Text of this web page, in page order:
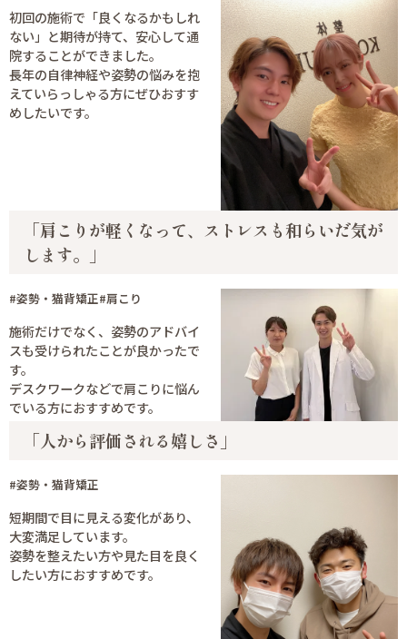
初回の施術で「良くなるかもしれ
ない」と期待が持て、安心して通
院することができました。
長年の自律神経や姿勢の悩みを抱
えていらっしゃる方にぜひおすす
めしたいです。
「肩こりが軽くなって、ストレスも和らいだ気が
します。」
#姿勢・猫背矯正#肩こり
施術だけでなく、姿勢のアドバイ
スも受けられたことが良かったで
す。
デスクワークなどで肩こりに悩ん
でいる方におすすめです。
「人から評価される嬉しさ」
#姿勢・猫背矯正
短期間で目に見える変化があり、
大変満足しています。
姿勢を整えたい方や見た目を良く
したい方におすすめです。